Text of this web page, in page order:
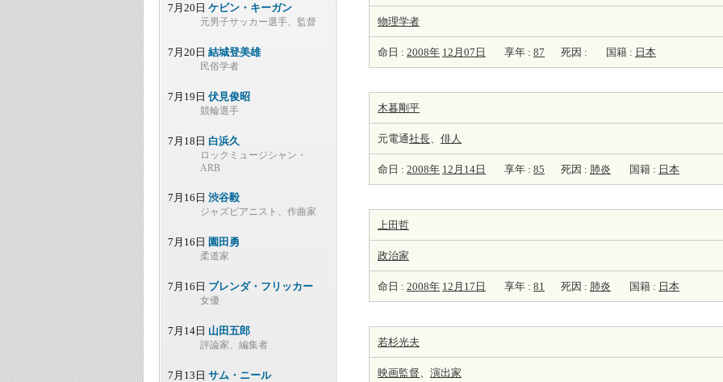
物理学者
命日 : 2008年 12月07日 享年 : 87 死因 : 国籍 : 日本
木暮剛平
元電通社長、 俳人
命日 : 2008年 12月14日 享年 : 85 死因 : 肺炎 国籍 : 日本
上田哲
政治家
命日 : 2008年 12月17日 享年 : 81 死因 : 肺炎 国籍 : 日本
若杉光夫
映画監督、 演出家
7月20日 ケビン・キーガン
元男子サッカー選手、監督
7月20日 結城登美雄
民俗学者
7月19日 伏見俊昭
競輪選手
7月18日 白浜久
ロックミュージシャン・
ARB
7月16日 渋谷毅
ジャズピアニスト、作曲家
7月16日 園田勇
柔道家
7月16日 ブレンダ・フリッカー
女優
7月14日 山田五郎
評論家、編集者
7月13日 サム・ニール